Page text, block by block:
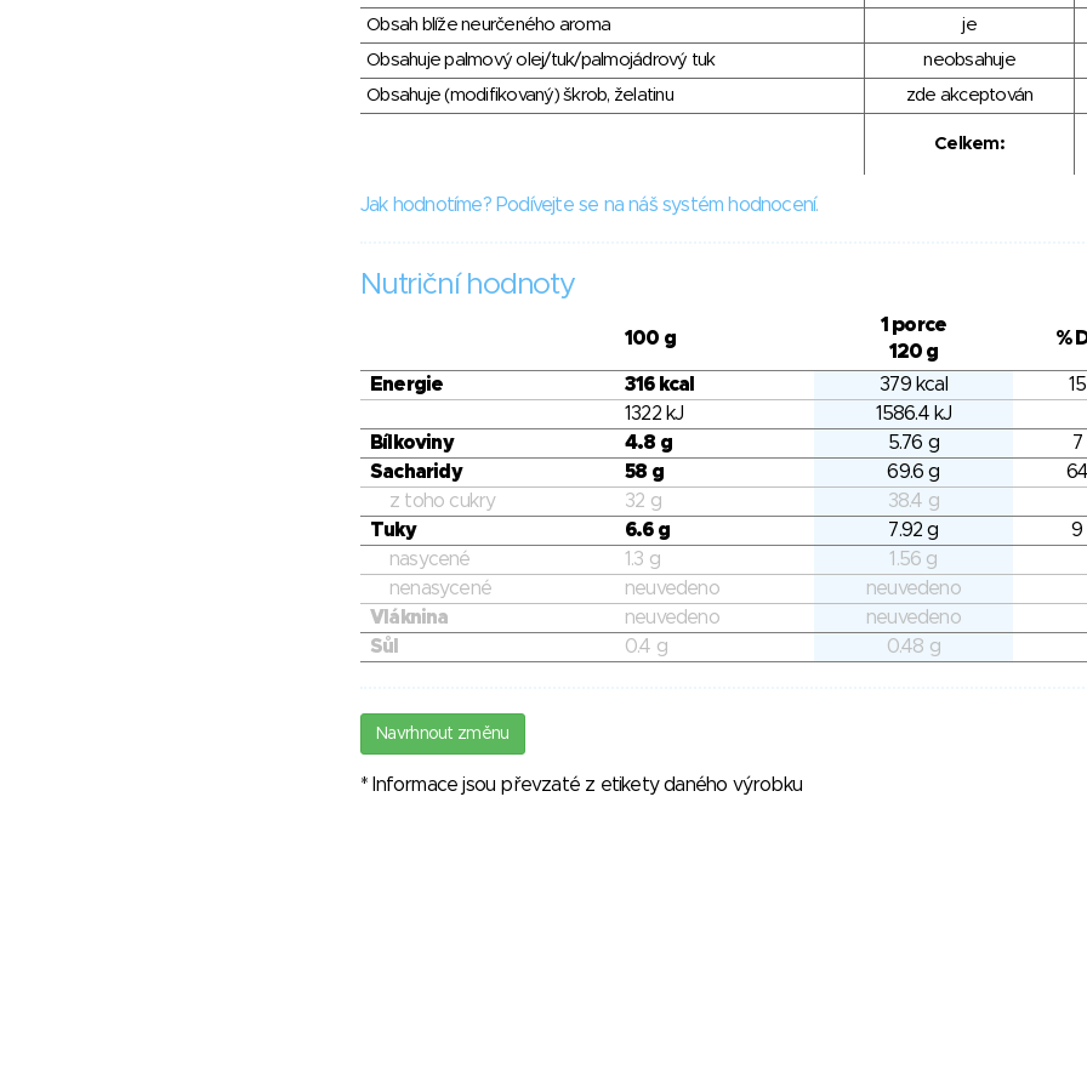
Obsah blíže neurčeného aroma
je
Obsahuje palmový olej/tuk/palmojádrový tuk
neobsahuje
Obsahuje (modifikovaný) škrob, želatinu
zde akceptován
Celkem:
Jak hodnotíme? Podívejte se na náš systém hodnocení.
Nutriční hodnoty
100 g
1 porce
120 g
%
Energie 316 kcal 379 kcal
1322 kJ
1586.4 kJ
Bílkoviny
4.8 g 5.76 g
7
Sacharidy
58 g 69.6 g
z toho cukry
32 g
38.4 g
Tuky
6.6 g 7.92 g
9
nasycené
1.3 g
1.56 g
nenasycené
neuvedeno
neuvedeno
Vláknina
neuvedeno
neuvedeno
Sůl
0.4 g 0.48 g
Navrhnout změnu
* Informace jsou převzaté z etikety daného výrobku